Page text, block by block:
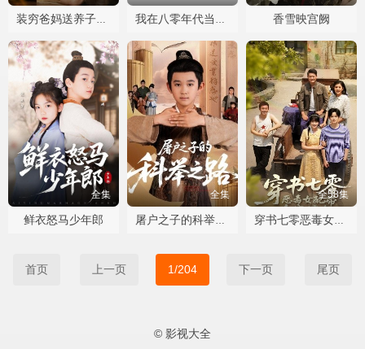
香雪映宫阙
全集
鲜衣怒马少年郎
全集
屠户之子的科举之路
全58集
穿书七零恶毒女配带全家炫肉
首页 上一页 1/204 下一页 尾页
© 影视大全